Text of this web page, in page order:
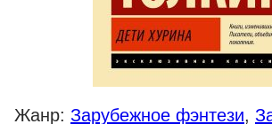
Жанр: Зарубежное фэнтези,